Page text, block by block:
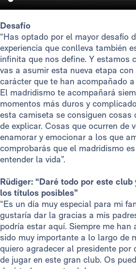
Desafío
“Has optado por el mayor desafío
experiencia que conlleva también
infinita que nos define. Y estamos
vas a asumir esta nueva etapa
carácter que te han acompañado
El madridismo te acompañará
momentos más duros y
esta camiseta se consiguen cosas
de explicar. Cosas que ocurren de
enamorar y emocionar a los que
comprobarás que el madridismo
entender la vida”.
Rüdiger: “Daré todo por este
los títulos posibles”
“Es un día muy especial para mi
gustaría dar la gracias a mis
podría estar aquí. Siempre me han
sido muy importante a lo largo de
quiero agradecer al presidente por
de jugar en este gran club. Os